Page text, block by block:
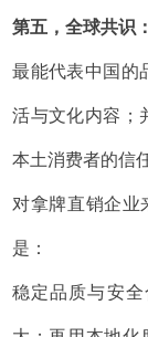
第五，全球共识
最能代表中国的
活与文化内容；
本土消费者的信
对拿牌直销企业
是：
稳定品质与安